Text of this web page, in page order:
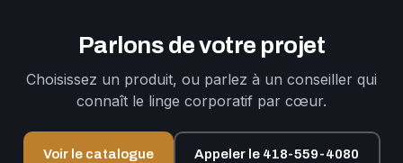
Parlons de votre projet
Choisissez un produit, ou parlez à un conseiller qui
connaît le linge corporatif par cœur.
Voir le catalogue Appeler le 418-559-4080